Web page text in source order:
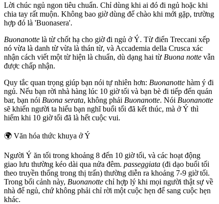
Lời chúc ngủ ngon tiêu chuẩn. Chỉ dùng khi ai đó đi ngủ hoặc khi
chia tay rất muộn. Không bao giờ dùng để chào khi mới gặp, trường
hợp đó là 'Buonasera'.
Buonanotte là từ chốt hạ cho giờ đi ngủ ở Ý. Từ điển Treccani xếp
nó vừa là danh từ vừa là thán từ, và Accademia della Crusca xác
nhận cách viết một từ hiện là chuẩn, dù dạng hai từ Buona notte vẫn
được chấp nhận.
Quy tắc quan trọng giúp bạn nói tự nhiên hơn: Buonanotte hàm ý đi
ngủ. Nếu bạn rời nhà hàng lúc 10 giờ tối và bạn bè đi tiếp đến quán
bar, bạn nói Buona serata, không phải Buonanotte. Nói Buonanotte
sẽ khiến người ta hiểu bạn nghĩ buổi tối đã kết thúc, mà ở Ý thì
hiếm khi 10 giờ tối đã là hết cuộc vui.
🌍 Văn hóa thức khuya ở Ý
Người Ý ăn tối trong khoảng 8 đến 10 giờ tối, và các hoạt động
giao lưu thường kéo dài qua nửa đêm. passeggiata (đi dạo buổi tối
theo truyền thống trong thị trấn) thường diễn ra khoảng 7-9 giờ tối.
Trong bối cảnh này, Buonanotte chỉ hợp lý khi mọi người thật sự về
nhà để ngủ, chứ không phải chỉ rời một cuộc hẹn để sang cuộc hẹn
khác.